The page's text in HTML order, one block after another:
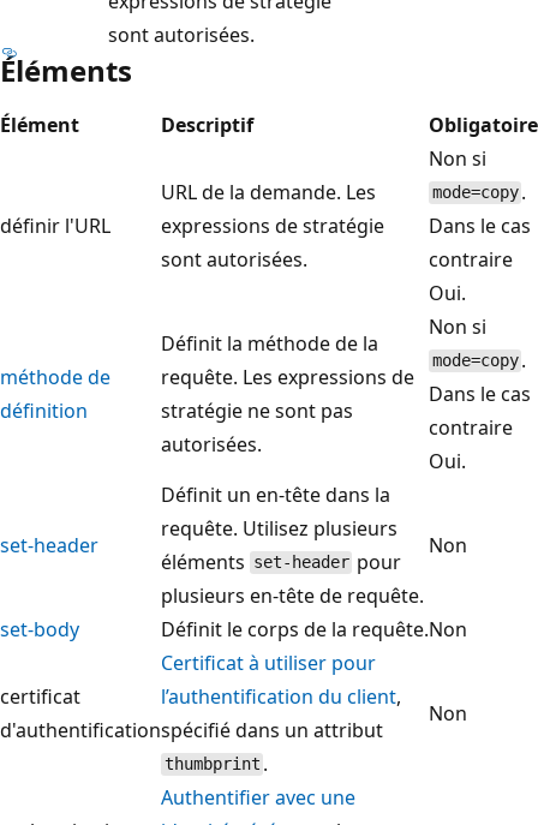
sont autorisées.
Éléments
Élément Descriptif Obligatoire
définir l'URL
URL de la demande. Les
expressions de stratégie
sont autorisées.
Non si
mode=copy .
Dans le cas
contraire
Oui.
méthode de
définition
Définit la méthode de la
requête. Les expressions de
stratégie ne sont pas
autorisées.
Non si
mode=copy .
Dans le cas
contraire
Oui.
set-header
Définit un en-tête dans la
requête. Utilisez plusieurs
éléments set-header pour
plusieurs en-tête de requête.
Non
set-body Définit le corps de la requête.Non
certificat
d'authentification
Certificat à utiliser pour
l’authentification du client,
spécifié dans un attribut
thumbprint .
Non
Authentifier avec une